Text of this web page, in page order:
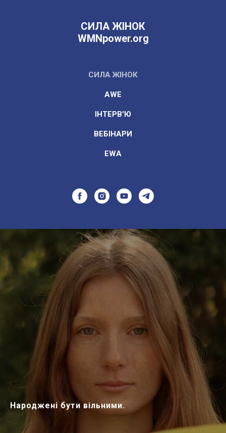
СИЛА ЖІНОК
WMNpower.org
СИЛА ЖІНОК
AWE
ІНТЕРВ'Ю
ВЕБІНАРИ
EWA
Народжені бути вільними.